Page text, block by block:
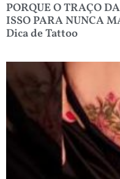
PORQUE O TRAÇO
ISSO PARA NUNCA
Dica de Tattoo